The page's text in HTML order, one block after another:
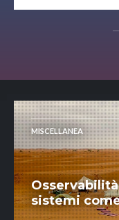
MISCELLANEA
sistemi